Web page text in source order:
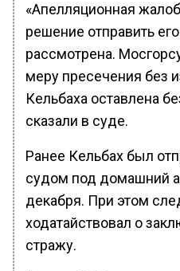
«Апелляционная
решение отправить
рассмотрена.
меру пресечения без
Кельбаха оставлена
сказали в суде.
Ранее Кельбах был
судом под домашний
декабря. При этом
ходатайствовал о
стражу.